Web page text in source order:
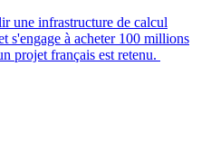
une infrastructure de calcul
s'engage à acheter 100 millions
projet français est retenu.